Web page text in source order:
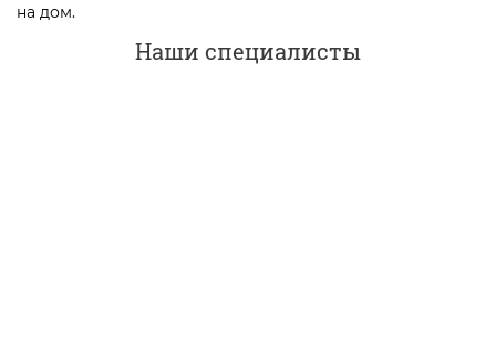
на дом.
Наши специалисты